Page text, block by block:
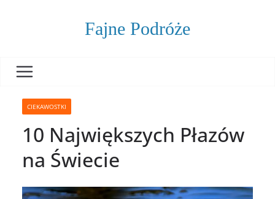
Fajne Podróże
CIEKAWOSTKI
10 Największych Płazów
na Świecie